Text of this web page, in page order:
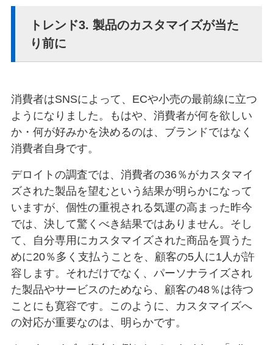
トレンド3. 製品のカスタマイズが当た
り前に
消費者はSNSによって、ECや小売の最前線に立つ
ようになりました。もはや、消費者が何を欲しい
か・何が好みかを決めるのは、ブランドではなく
消費者自身です。
デロイトの調査では、消費者の36％がカスタマイ
ズされた製品を望むという結果が明らかになって
いますが、個性の重視される気運の高まった昨今
では、決して驚くべき結果ではありません。そし
て、自分専用にカスタマイズされた商品を買うた
めに20％多く支払うことを、顧客の5人に1人が許
容します。それだけでなく、パーソナライズされ
た製品やサービスのためなら、顧客の48％は待つ
ことにも寛容です。このように、カスタマイズへ
の対応が重要なのは、明らかです。